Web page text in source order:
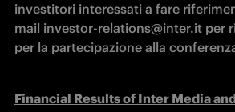
investitori interessati a fare
mail investor-relations@inter.it per
per la partecipazione alla
Financial Results of Inter Media